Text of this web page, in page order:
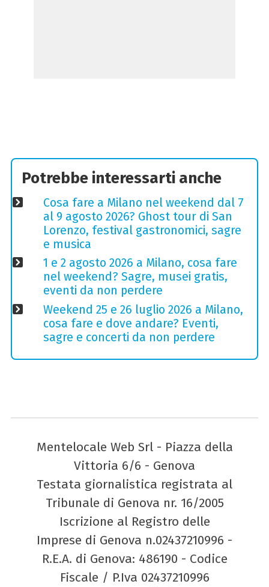
Potrebbe interessarti anche
Cosa fare a Milano nel weekend dal 7
al 9 agosto 2026? Ghost tour di San
Lorenzo, festival gastronomici, sagre
e musica
1 e 2 agosto 2026 a Milano, cosa fare
nel weekend? Sagre, musei gratis,
eventi da non perdere
Weekend 25 e 26 luglio 2026 a Milano,
cosa fare e dove andare? Eventi,
sagre e concerti da non perdere
Mentelocale Web Srl - Piazza della
Vittoria 6/6 - Genova
Testata giornalistica registrata al
Tribunale di Genova nr. 16/2005
Iscrizione al Registro delle
Imprese di Genova n.02437210996 -
R.E.A. di Genova: 486190 - Codice
Fiscale / P.Iva 02437210996